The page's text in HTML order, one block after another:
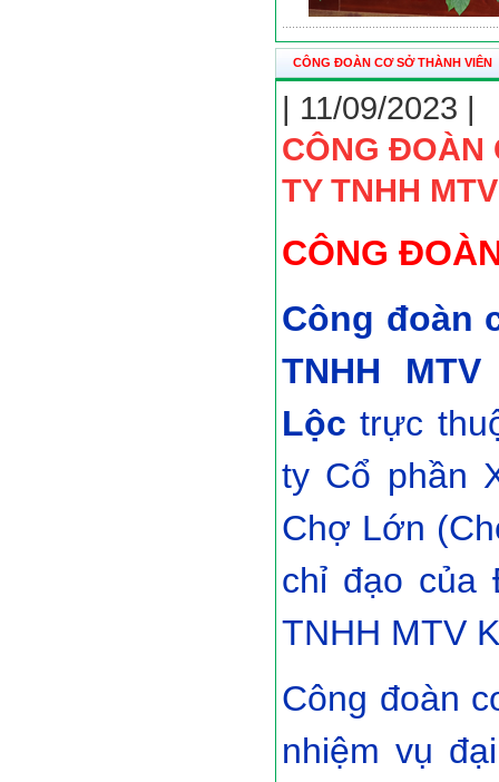
CÔNG ĐOÀN CƠ SỞ THÀNH VIÊN
| 11/09/2023 |
CÔNG ĐOÀN
TY TNHH
CÔNG
Công đoàn
TNHH
Lộc trực
ty Cổ phần
Chợ Lớn
chỉ đạo của
TNHH MTV
Công đoàn
nhiệm vụ